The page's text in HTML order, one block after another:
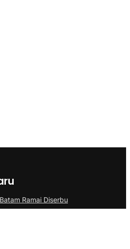
Ramai Diserbu